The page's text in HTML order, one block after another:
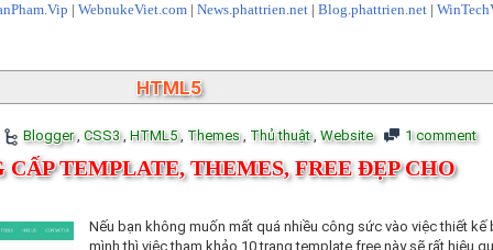
|WebnukeViet.com |News.phattrien.net |Blog.phattrien.net |
Showing posts with label
HTML5.
Blogger ,CSS3 ,HTML5 Themes Thủ thuật ,Website 1 comment
CẤP TEMPLATE, THEMES, FREE ĐẸP CHO
Nếu bạn không muốn mất quá nhiều công sức vào việc thiết kế
mình thì việc tham khảo 10 trang template free này sẽ rất hiệu